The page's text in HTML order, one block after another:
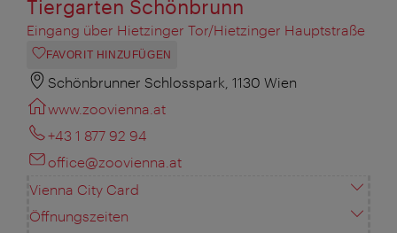
Tiergarten Schönbrunn
Eingang über Hietzinger Tor/Hietzinger Hauptstraße
FAVORIT HINZUFÜGEN
Schönbrunner Schlosspark, 1130 Wien
www.zoovienna.at
+43 1 877 92 94
office@zoovienna.at
Vienna City Card
Öffnungszeiten